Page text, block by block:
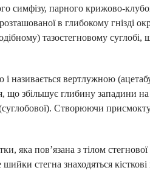
симфізу, парного крижово-
в глибокому гнізді
тазостегновому суглобі,
і називається вертлужною
збільшує глибину западини на
Створюючи
яка пов’язана з тілом
стегна знаходяться